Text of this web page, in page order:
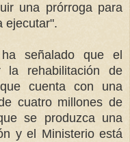
una prórroga para
ejecutar".
señalado que el
la rehabilitación de
cuenta con una
cuatro millones de
se produzca una
y el Ministerio está